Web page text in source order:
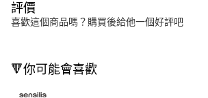
評價
喜歡這個商品嗎？購買後給他一個好評吧
🔻你可能會喜歡